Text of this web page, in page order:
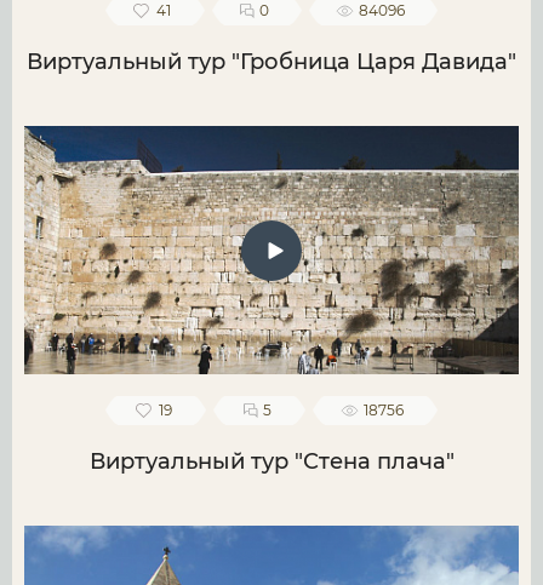
41 0 84096
Виртуальный тур "Гробница Царя Давида"
19 5 18756
Виртуальный тур "Стена плача"